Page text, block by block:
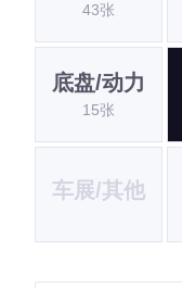
43张
底盘/动力
15张
车展/其他